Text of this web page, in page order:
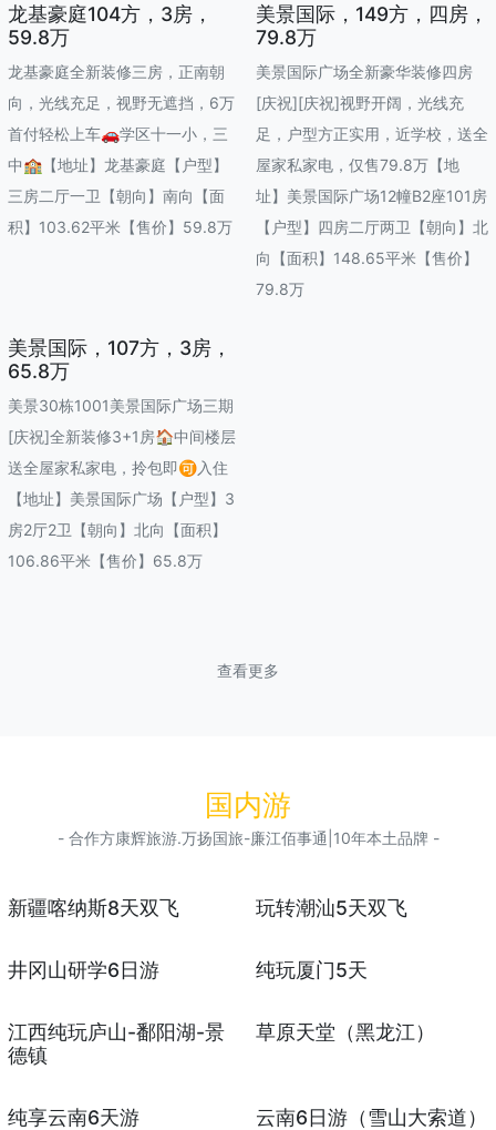
龙基豪庭104方，3房，
59.8万
龙基豪庭全新装修三房，正南朝
向，光线充足，视野无遮挡，6万
首付轻松上车🚗学区十一小，三
中🏫【地址】龙基豪庭【户型】
三房二厅一卫【朝向】南向【面
积】103.62平米【售价】59.8万
美景国际，149方，四房，
79.8万
美景国际广场全新豪华装修四房
[庆祝][庆祝]视野开阔，光线充
足，户型方正实用，近学校，送全
屋家私家电，仅售79.8万【地
址】美景国际广场12幢B2座101房
【户型】四房二厅两卫【朝向】北
向【面积】148.65平米【售价】
79.8万
美景国际，107方，3房，
65.8万
美景30栋1001美景国际广场三期
[庆祝]全新装修3+1房🏠中间楼层
送全屋家私家电，拎包即🉑入住
【地址】美景国际广场【户型】3
房2厅2卫【朝向】北向【面积】
106.86平米【售价】65.8万
查看更多
国内游
- 合作方康辉旅游.万扬国旅-廉江佰事通|10年本土品牌 -
新疆喀纳斯8天双飞 玩转潮汕5天双飞
井冈山研学6日游 纯玩厦门5天
江西纯玩庐山-鄱阳湖-景
德镇
草原天堂（黑龙江）
纯享云南6天游 云南6日游（雪山大索道）